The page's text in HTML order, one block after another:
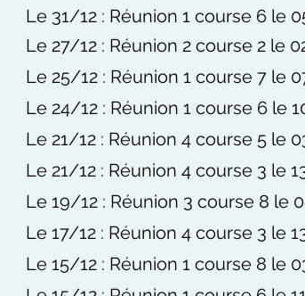
Le 31/12 : Réunion 1 course 6 le
Le 27/12 : Réunion 2 course 2 le
Le 25/12 : Réunion 1 course 7 le
Le 24/12 : Réunion 1 course 6 le
Le 21/12 : Réunion 4 course 5 le
Le 21/12 : Réunion 4 course 3 le
Le 19/12 : Réunion 3 course 8 le
Le 17/12 : Réunion 4 course 3 le
Le 15/12 : Réunion 1 course 8 le